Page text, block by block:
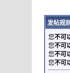
发帖规则
您不可
您不可
您不可
您不可